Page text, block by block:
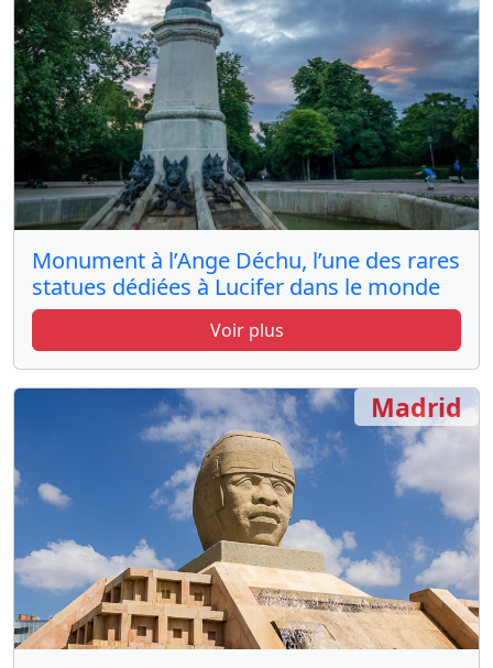
Monument à l’Ange Déchu, l’une des rares
statues dédiées à Lucifer dans le monde
Voir plus
Madrid